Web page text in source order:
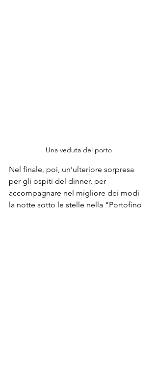
Una veduta del porto
Nel finale, poi, un’ulteriore sorpresa
per gli ospiti del dinner, per
accompagnare nel migliore dei modi
la notte sotto le stelle nella "Portofino